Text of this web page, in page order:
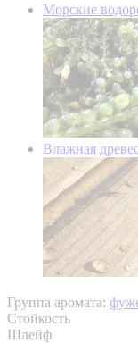
Морские
Влажная
Группа аромата:
Стойкость
Шлейф